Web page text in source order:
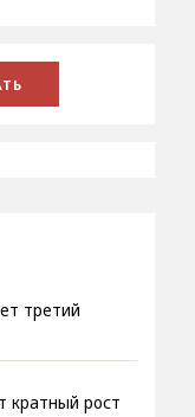
третий
кратный рост